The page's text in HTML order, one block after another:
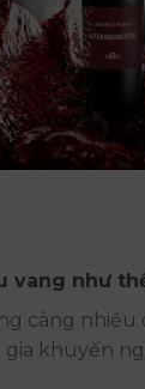
vang như
càng nhiều
gia khuyến